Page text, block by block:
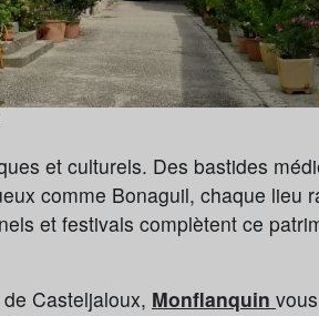
et culturels. Des bastides
comme Bonaguil, chaque lieu
et festivals complètent ce
Casteljaloux, Monflanquin